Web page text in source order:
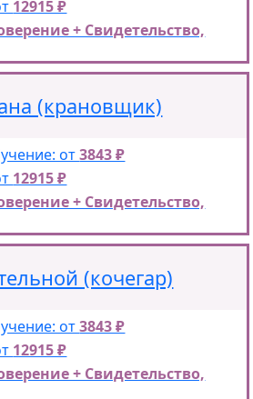
12915 ₽
+ Свидетельство,
(крановщик)
от3843 ₽
12915 ₽
+ Свидетельство,
(кочегар)
от3843 ₽
12915 ₽
+ Свидетельство,